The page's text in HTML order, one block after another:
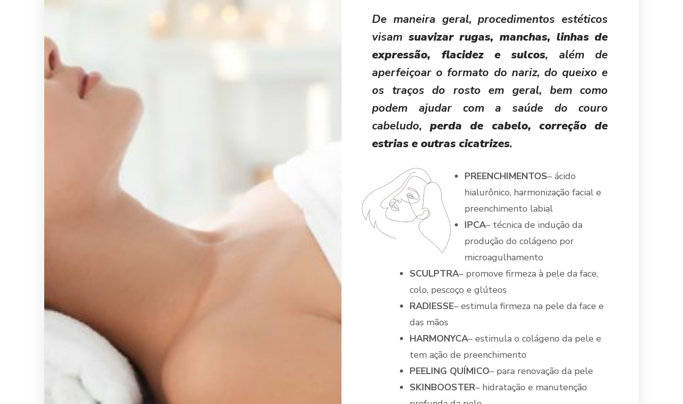
De maneira geral, procedimentos estéticos
visam suavizar rugas, manchas, linhas de
expressão, flacidez e sulcos, além de
aperfeiçoar o formato do nariz, do queixo e
os traços do rosto em geral, bem como
podem ajudar com a saúde do couro
cabeludo,perda de cabelo, correção de
estrias e outras cicatrizes.
PREENCHIMENTOS– ácido
hialurônico, harmonização facial e
preenchimento labial
IPCA– técnica de indução da
produção do colágeno por
microagulhamento
SCULPTRA– promove firmeza à pele da face,
colo, pescoço e glúteos
RADIESSE– estimula firmeza na pele da face e
das mãos
HARMONYCA– estimula o colágeno da pele e
tem ação de preenchimento
PEELING QUÍMICO– para renovação da pele
SKINBOOSTER– hidratação e manutenção